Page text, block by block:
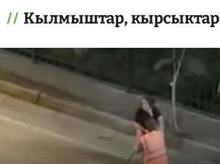
Кылмыштар, кырсыктар